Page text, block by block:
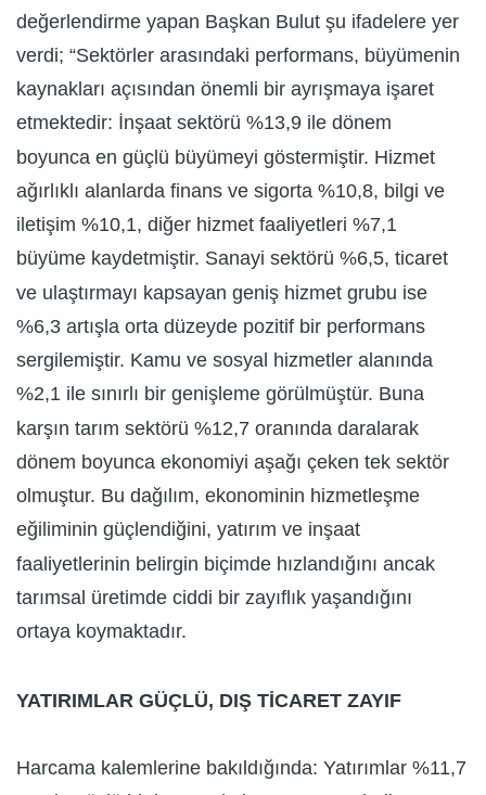
değerlendirme yapan Başkan Bulut şu ifadelere yer
verdi; “Sektörler arasındaki performans, büyümenin
kaynakları açısından önemli bir ayrışmaya işaret
etmektedir: İnşaat sektörü %13,9 ile dönem
boyunca en güçlü büyümeyi göstermiştir. Hizmet
ağırlıklı alanlarda finans ve sigorta %10,8, bilgi ve
iletişim %10,1, diğer hizmet faaliyetleri %7,1
büyüme kaydetmiştir. Sanayi sektörü %6,5, ticaret
ve ulaştırmayı kapsayan geniş hizmet grubu ise
%6,3 artışla orta düzeyde pozitif bir performans
sergilemiştir. Kamu ve sosyal hizmetler alanında
%2,1 ile sınırlı bir genişleme görülmüştür. Buna
karşın tarım sektörü %12,7 oranında daralarak
dönem boyunca ekonomiyi aşağı çeken tek sektör
olmuştur. Bu dağılım, ekonominin hizmetleşme
eğiliminin güçlendiğini, yatırım ve inşaat
faaliyetlerinin belirgin biçimde hızlandığını ancak
tarımsal üretimde ciddi bir zayıflık yaşandığını
ortaya koymaktadır.
YATIRIMLAR GÜÇLÜ, DIŞ TİCARET ZAYIF
Harcama kalemlerine bakıldığında: Yatırımlar %11,7